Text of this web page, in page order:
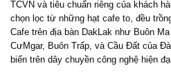
TCVN và tiêu chuẩn riêng của khách
chọn lọc từ những hạt cafe to, đều
Cafe trên địa bàn DakLak như Buôn
CưMgar, Buôn Trấp, và Cầu Đất của
biến trên dây chuyền công nghệ hiện